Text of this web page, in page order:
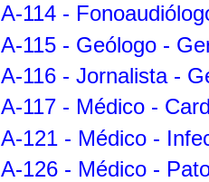
A-114 -
A-115 - Geólogo -
A-116 - Jornalista -
A-117 - Médico -
A-121 - Médico -
A-126 - Médico -